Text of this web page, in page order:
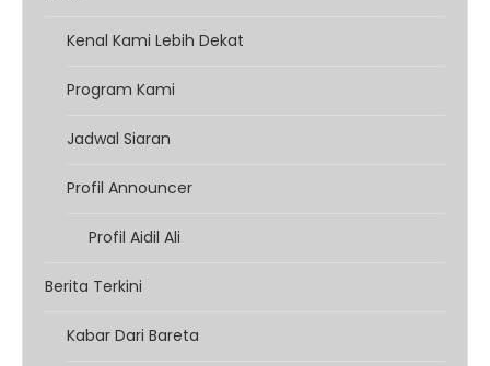
Kenal Kami Lebih Dekat
Program Kami
Jadwal Siaran
Profil Announcer
Profil Aidil Ali
Berita Terkini
Kabar Dari Bareta